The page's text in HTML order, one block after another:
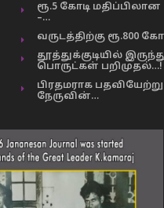
ரூ.5 கோடி
–…
வருடத்திற்கு ரூ.800
தூத்துக்குடியில்
பொருட்கள் பறிமுதல்…!
பிரதமராக
நேருவின்…